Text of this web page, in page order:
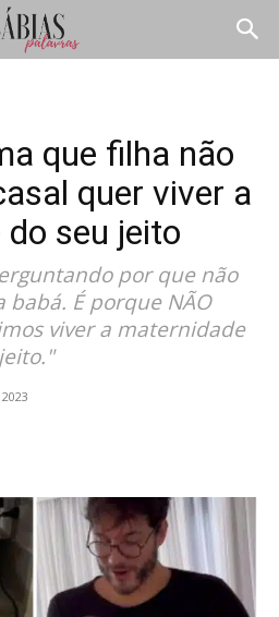
que filha não
quer viver a
seu jeito
por que não
É porque NÃO
viver a maternidade